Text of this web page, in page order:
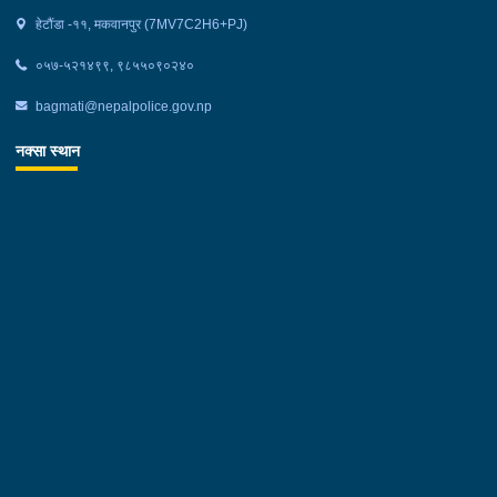
हेटौंडा -११, मकवानपुर (7MV7C2H6+PJ)
०५७-५२१४९९, ९८५५०९०२४०
bagmati@nepalpolice.gov.np
नक्सा स्थान